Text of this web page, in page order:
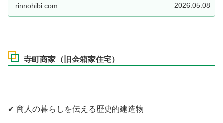
rinnohibi.com 2026.05.08
寺町商家（旧金箱家住宅）
✔ 商人の暮らしを伝える歴史的建造物